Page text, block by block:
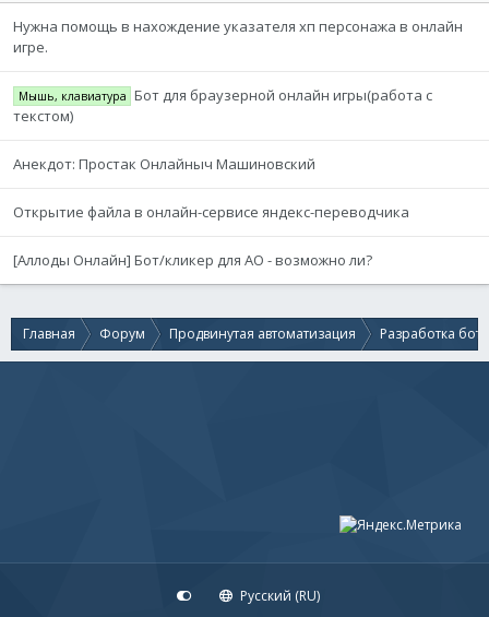
Нужна помощь в нахождение указателя хп персонажа в онлайн
игре.
Мышь, клавиатура Бот для браузерной онлайн игры(работа с
текстом)
Анекдот: Простак Онлайныч Машиновский
Открытие файла в онлайн-сервисе яндекс-переводчика
[Аллоды Онлайн] Бот/кликер для АО - возможно ли?
Главная Форум Продвинутая автоматизация Разработка
Русский (RU)